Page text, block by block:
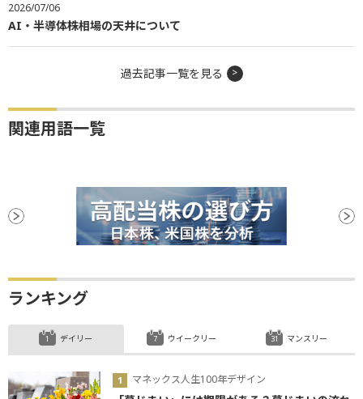
2026/07/06
AI・半導体株相場の天井について
過去記事一覧を見る
関連用語一覧
ランキング
デイリー
マネックス人生100年デザイン
ウイークリー マンスリー